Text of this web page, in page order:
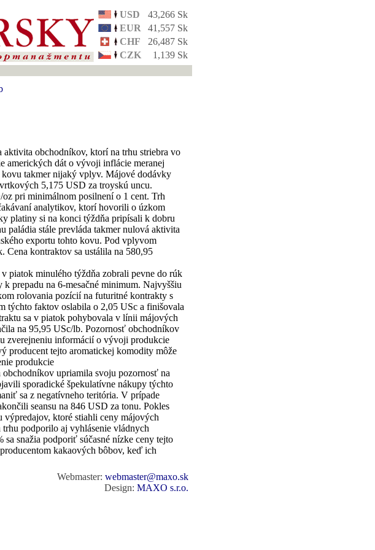
USD
43,266 Sk
EUR
41,557 Sk
CHF
26,487 Sk
CZK
1,139 Sk
obchodníkov, ktorí na trhu striebra vo
amerických dát o vývoji inflácie meranej
takmer nijaký vplyv. Májové dodávky
5,175 USD za troyskú uncu.
pri minimálnom posilnení o 1 cent. Trh
analytikov, ktorí hovorili o úzkom
platiny si na konci týždňa pripísali k dobru
paládia stále prevláda takmer nulová aktivita
exportu tohto kovu. Pod vplyvom
Cena kontraktov sa ustálila na 580,95
piatok minulého týždňa zobrali pevne do rúk
prepadu na 6-mesačné minimum. Najvyššiu
rolovania pozícií na futuritné kontrakty s
týchto faktov oslabila o 2,05 USc a finišovala
sa v piatok pohybovala v línii májových
na 95,95 USc/lb. Pozornosť obchodníkov
zverejneniu informácií o vývoji produkcie
producent tejto aromatickej komodity môže
produkcie
obchodníkov upriamila svoju pozornosť na
sporadické špekulatívne nákupy týchto
sa z negatívneho teritória. V prípade
seansu na 846 USD za tonu. Pokles
ktoré stiahli ceny májových
podporilo aj vyhlásenie vládnych
snažia podporiť súčasné nízke ceny tejto
kakaových bôbov, keď ich
Webmaster: webmaster@maxo.sk
Design: MAXO s.r.o.